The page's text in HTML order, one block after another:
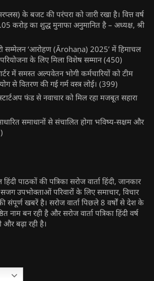
के बजट की परंपरा को जारी रखा है। वित्त वर्ष
करोड़ का शुद्ध मुनाफा अनुमानित है – अध्यक्ष, श्री
सम्मेलन ‘आरोहण (Ārohaṇa) 2025’ में हिमाचल
परियोजना के लिए मिला विशेष सम्मान (450)
में समस्त अल्पवेतन भोगी कर्मचारियों को टीम
से वितरण की गई गर्म वस्त्र लोई। (399)
फंड से नवाचार को मिल रहा मजबूत सहारा
समाधानों से संचालित होगा भविष्य-सक्षम और
पाठकों की पत्रिका सरोज वार्ता हिंदी, जानकार
उपभोक्ताओं परिवारों के लिए समाचार, विचार
संपूर्ण खबरें है। सरोज वार्ता पिछले 8 वर्षों से देश के
नाम बन रही है और सरोज वार्ता पत्रिका हिंदी वर्ष
और बढ़ा रही है।